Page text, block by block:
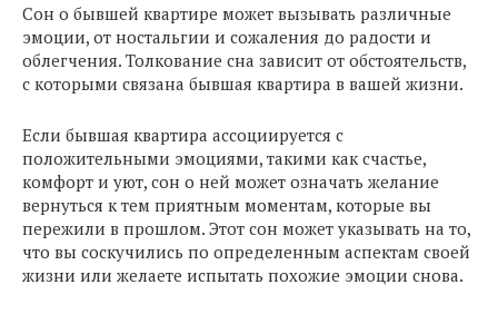
Сон о бывшей квартире может вызывать различные
эмоции, от ностальгии и сожаления до радости и
облегчения. Толкование сна зависит от обстоятельств,
с которыми связана бывшая квартира в вашей жизни.
Если бывшая квартира ассоциируется с
положительными эмоциями, такими как счастье,
комфорт и уют, сон о ней может означать желание
вернуться к тем приятным моментам, которые вы
пережили в прошлом. Этот сон может указывать на то,
что вы соскучились по определенным аспектам своей
жизни или желаете испытать похожие эмоции снова.